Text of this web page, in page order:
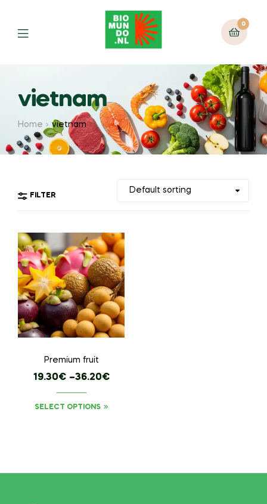
0
vietnam
Home vietnam
FILTER
Premium fruit
19.30€ –36.20€
SELECT OPTIONS